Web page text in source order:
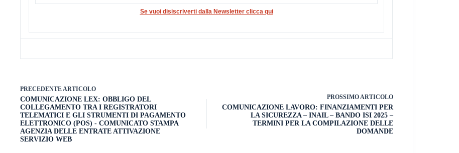
Se vuoi disiscriverti dalla Newsletter clicca qui
PRECEDENTEARTICOLO
COMUNICAZIONE LEX: OBBLIGO DEL
COLLEGAMENTO TRA I REGISTRATORI
TELEMATICI E GLI STRUMENTI DI PAGAMENTO
ELETTRONICO (POS) - COMUNICATO STAMPA
AGENZIA DELLE ENTRATE ATTIVAZIONE
SERVIZIO WEB
PROSSIMOARTICOLO
COMUNICAZIONE LAVORO: FINANZIAMENTI PER
LA SICUREZZA – INAIL – BANDO ISI 2025 –
TERMINI PER LA COMPILAZIONE DELLE
DOMANDE